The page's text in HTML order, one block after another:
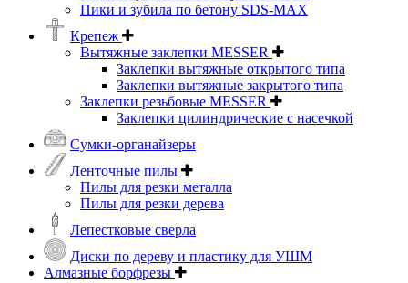
Пики и зубила по бетону SDS-MAX
Крепеж
Вытяжные заклепки MESSER
Заклепки вытяжные открытого типа
Заклепки вытяжные закрытого типа
Заклепки резьбовые MESSER
Заклепки цилиндрические с насечкой
Сумки-органайзеры
Ленточные пилы
Пилы для резки металла
Пилы для резки дерева
Лепестковые сверла
Диски по дереву и пластику для УШМ
Алмазные борфрезы